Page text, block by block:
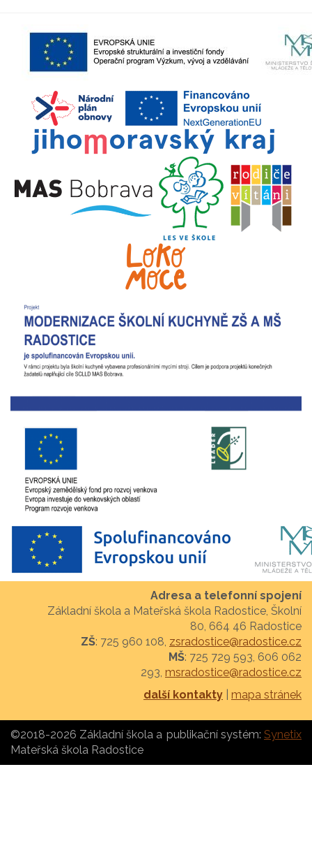
Adresa a telefonní spojení
Základní škola a Mateřská škola Radostice, Školní
80, 664 46 Radostice
ZŠ: 725 960 108, zsradostice@radostice.cz
MŠ: 725 729 593, 606 062
293, msradostice@radostice.cz
další kontakty
mapa stránek
publikační systém: Synetix
©2018-2026 Základní škola a
Mateřská škola Radostice